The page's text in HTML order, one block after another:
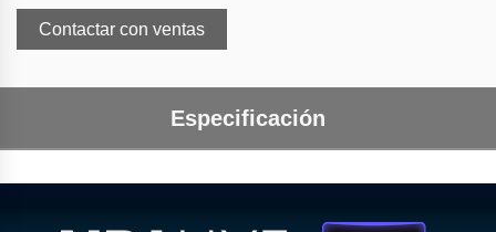
Contactar con ventas
Especificación